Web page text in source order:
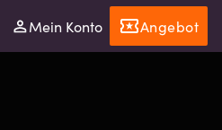
Mein Konto Angebot